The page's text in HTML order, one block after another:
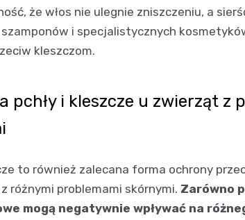
że włos nie ulegnie zniszczeniu, a
i specjalistycznych
kleszczom.
pchły i kleszcze u zwierząt z
to również zalecana forma ochrony
różnymi problemami skórnymi. Zarówno
mogą negatywnie wpływać na